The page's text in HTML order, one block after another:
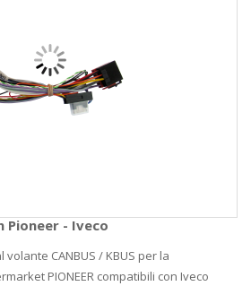
Pioneer - Iveco
CANBUS / KBUS per la
PIONEER compatibili con Iveco